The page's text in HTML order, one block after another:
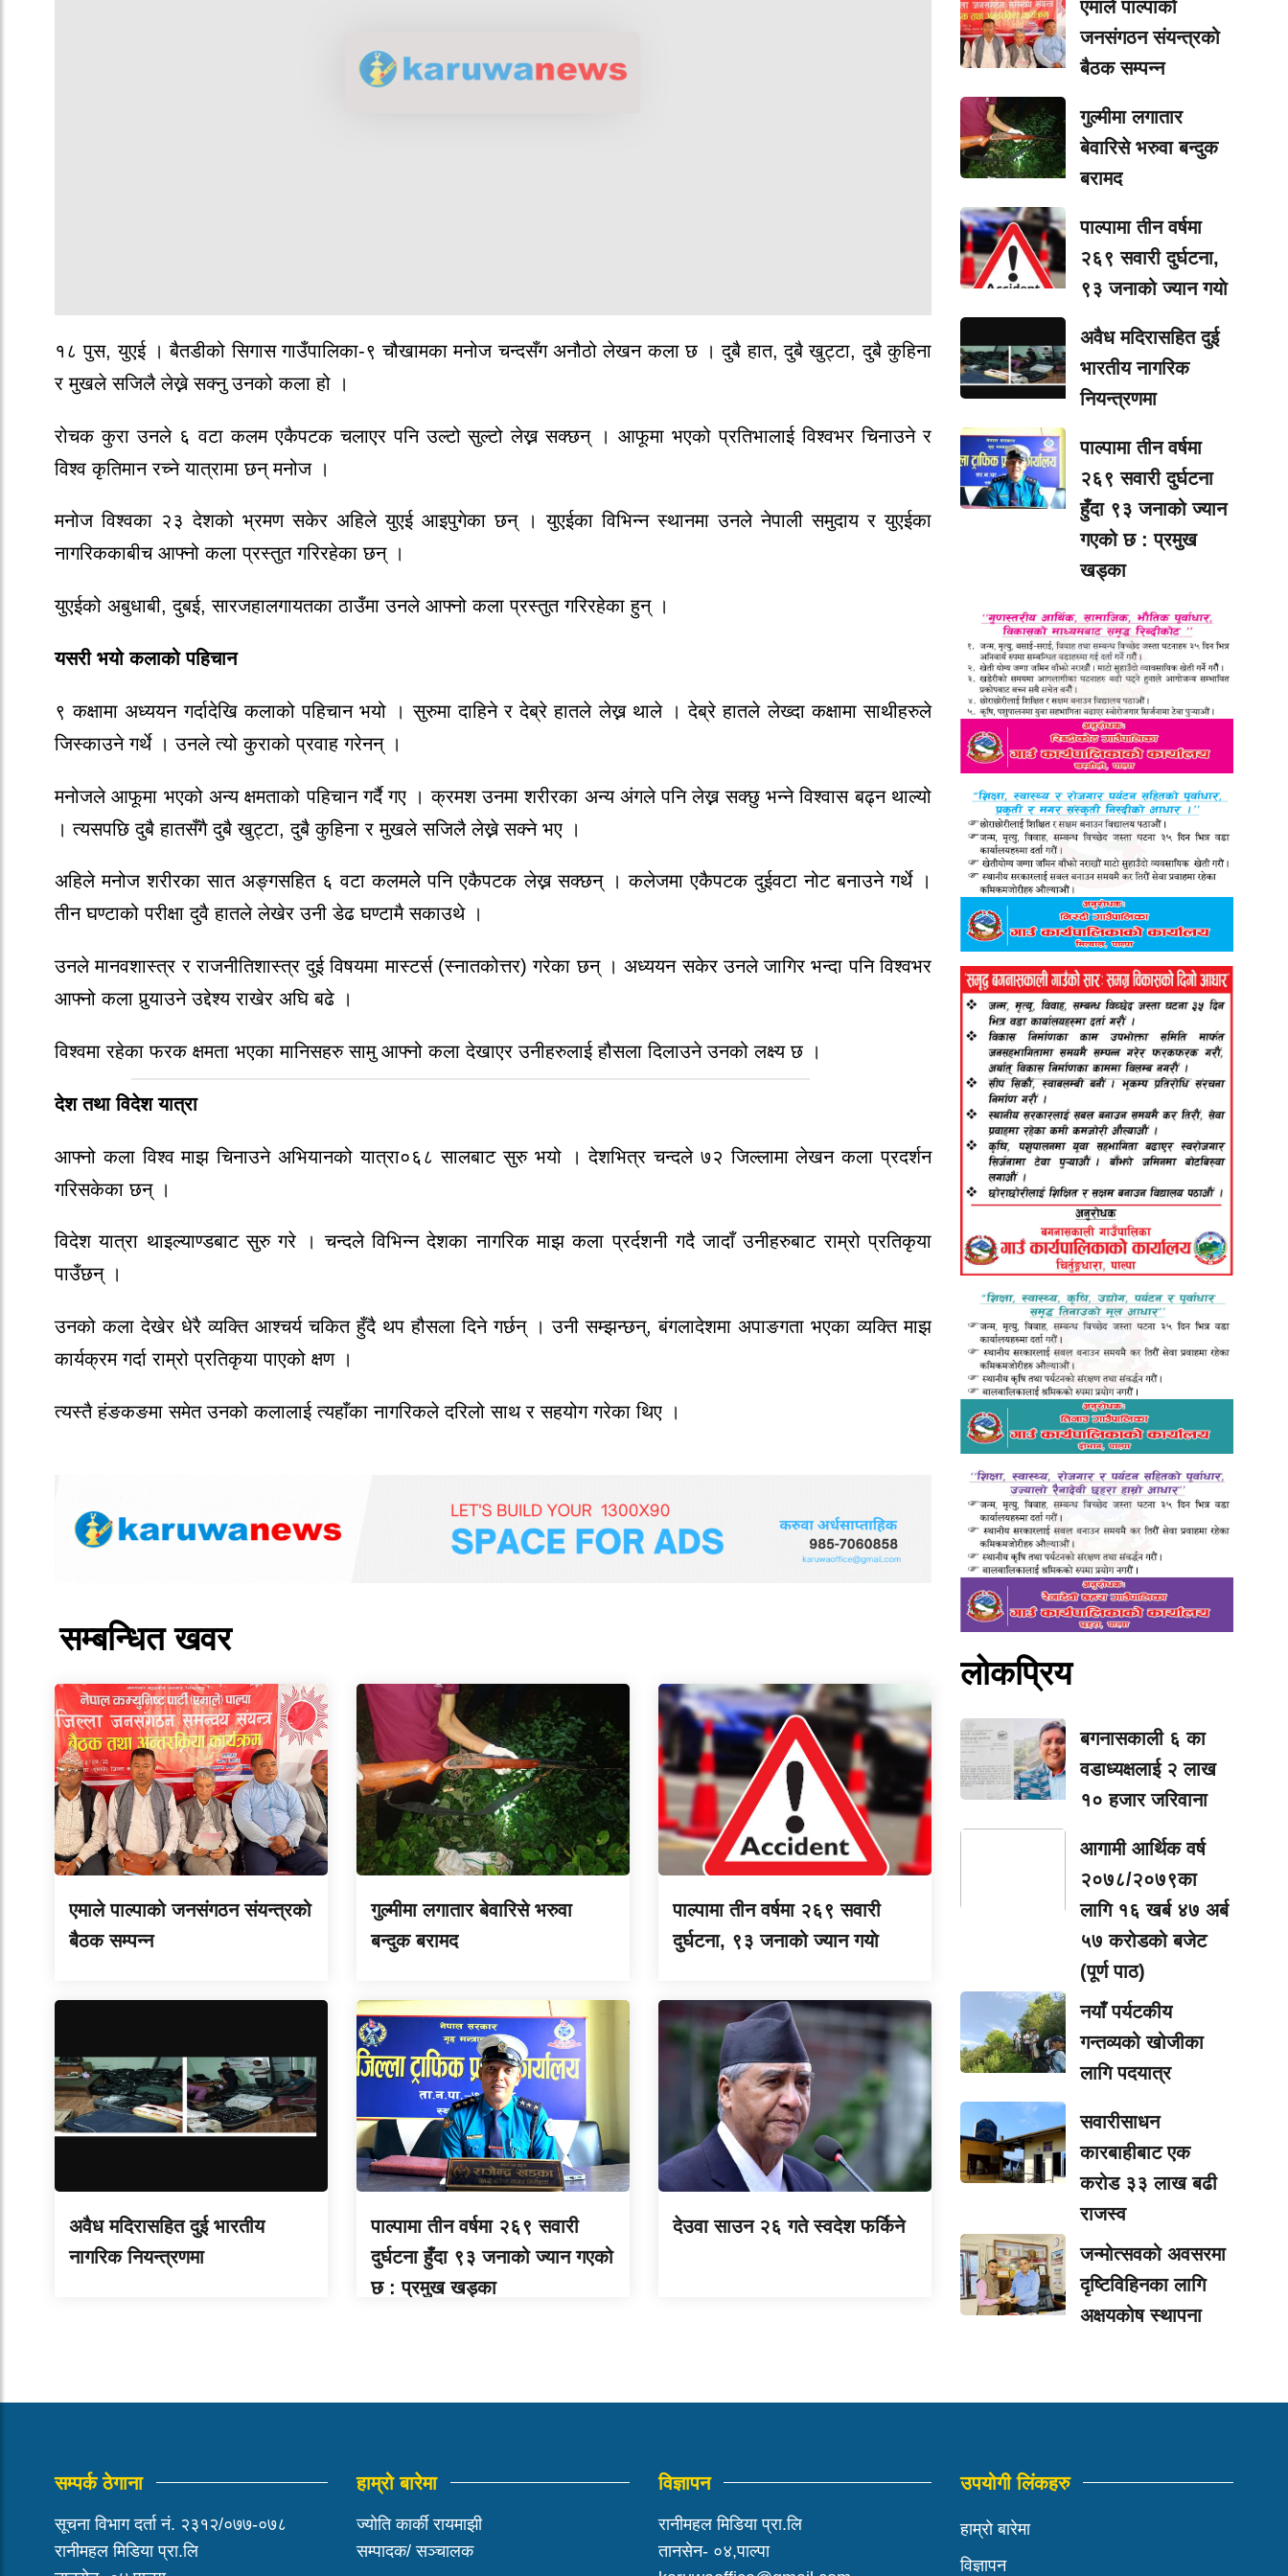
१८ पुस, युएई । बैतडीको सिगास गाउँपालिका-९ चौखामका मनोज चन्दसँग अनौठो लेखन कला छ । दुबै हात, दुबै खुट्टा, दुबै कुहिना
र मुखले सजिलै लेख्ने सक्नु उनको कला हो ।
रोचक कुरा उनले ६ वटा कलम एकैपटक चलाएर पनि उल्टो सुल्टो लेख्न सक्छन् । आफूमा भएको प्रतिभालाई विश्वभर चिनाउने र
विश्व कृतिमान रच्ने यात्रामा छन् मनोज ।
मनोज विश्वका २३ देशको भ्रमण सकेर अहिले युएई आइपुगेका छन् । युएईका विभिन्न स्थानमा उनले नेपाली समुदाय र युएईका
नागरिककाबीच आफ्नो कला प्रस्तुत गरिरहेका छन् ।
युएईको अबुधाबी, दुबई, सारजहालगायतका ठाउँमा उनले आफ्नो कला प्रस्तुत गरिरहेका हुन् ।
यसरी भयो कलाको पहिचान
९ कक्षामा अध्ययन गर्दादेखि कलाको पहिचान भयो । सुरुमा दाहिने र देब्रे हातले लेख्न थाले । देब्रे हातले लेख्दा कक्षामा साथीहरुले
जिस्काउने गर्थे । उनले त्यो कुराको प्रवाह गरेनन् ।
मनोजले आफूमा भएको अन्य क्षमताको पहिचान गर्दै गए । क्रमश उनमा शरीरका अन्य अंगले पनि लेख्न सक्छु भन्ने विश्वास बढ्न थाल्यो
। त्यसपछि दुबै हातसँगै दुबै खुट्टा, दुबै कुहिना र मुखले सजिलै लेख्ने सक्ने भए ।
अहिले मनोज शरीरका सात अङ्गसहित ६ वटा कलमलेे पनि एकैपटक लेख्न सक्छन् । कलेजमा एकैपटक दुईवटा नोट बनाउने गर्थे ।
तीन घण्टाको परीक्षा दुवै हातले लेखेर उनी डेढ घण्टामै सकाउथे ।
उनले मानवशास्त्र र राजनीतिशास्त्र दुई विषयमा मास्टर्स (स्नातकोत्तर) गरेका छन् । अध्ययन सकेर उनले जागिर भन्दा पनि विश्वभर
आफ्नो कला पुर्‍याउने उद्देश्य राखेर अघि बढे ।
विश्वमा रहेका फरक क्षमता भएका मानिसहरु सामु आफ्नो कला देखाएर उनीहरुलाई हौसला दिलाउने उनको लक्ष्य छ ।
देश तथा विदेश यात्रा
आफ्नो कला विश्व माझ चिनाउने अभियानको यात्रा०६८ सालबाट सुरु भयो । देशभित्र चन्दले ७२ जिल्लामा लेखन कला प्रदर्शन
गरिसकेका छन् ।
विदेश यात्रा थाइल्याण्डबाट सुरु गरे । चन्दले विभिन्न देशका नागरिक माझ कला प्रर्दशनी गदै जादाँ उनीहरुबाट राम्रो प्रतिकृया
पाउँछन् ।
उनको कला देखेर धेरै व्यक्ति आश्चर्य चकित हुँदै थप हौसला दिने गर्छन् । उनी सम्झन्छन्, बंगलादेशमा अपाङगता भएका व्यक्ति माझ
कार्यक्रम गर्दा राम्रो प्रतिकृया पाएको क्षण ।
त्यस्तै हंङकङमा समेत उनको कलालाई त्यहाँका नागरिकले दरिलो साथ र सहयोग गरेका थिए ।
सम्बन्धित खवर
एमाले पाल्पाको जनसंगठन संयन्त्रको
बैठक सम्पन्न
गुल्मीमा लगातार बेवारिसे भरुवा
बन्दुक बरामद
पाल्पामा तीन वर्षमा २६९ सवारी
दुर्घटना, ९३ जनाको ज्यान गयाे
अवैध मदिरासहित दुई भारतीय
नागरिक नियन्त्रणमा
पाल्पामा तीन वर्षमा २६९ सवारी
दुर्घटना हुँदा ९३ जनाको ज्यान गएको
छ : प्रमुख खड्का
देउवा साउन २६ गते स्वदेश फर्किने
एमाले पाल्पाको
जनसंगठन संयन्त्रको
बैठक सम्पन्न
गुल्मीमा लगातार
बेवारिसे भरुवा बन्दुक
बरामद
पाल्पामा तीन वर्षमा
२६९ सवारी दुर्घटना,
९३ जनाको ज्यान गयाे
अवैध मदिरासहित दुई
भारतीय नागरिक
नियन्त्रणमा
पाल्पामा तीन वर्षमा
२६९ सवारी दुर्घटना
हुँदा ९३ जनाको ज्यान
गएको छ : प्रमुख
खड्का
लोकप्रिय
बगनासकाली ६ का
वडाध्यक्षलाई २ लाख
१० हजार जरिवाना
आगामी आर्थिक वर्ष
२०७८/२०७९का
लागि १६ खर्ब ४७ अर्ब
५७ करोडको बजेट
(पूर्ण पाठ)
नयाँ पर्यटकीय
गन्तव्यको खोजीका
लागि पदयात्र
सवारीसाधन
कारबाहीबाट एक
करोड ३३ लाख बढी
राजस्व
जन्मोत्सवको अवसरमा
दृष्टिविहिनका लागि
अक्षयकोष स्थापना
सम्पर्क ठेगाना
सूचना विभाग दर्ता नं. २३१२/०७७-०७८
रानीमहल मिडिया प्रा.लि
हाम्रो बारेमा
ज्योति कार्की रायमाझी
सम्पादक/ सञ्चालक
विज्ञापन
रानीमहल मिडिया प्रा.लि
तानसेन- ०४,पाल्पा
उपयोगी लिंकहरु
हाम्रो बारेमा
विज्ञापन